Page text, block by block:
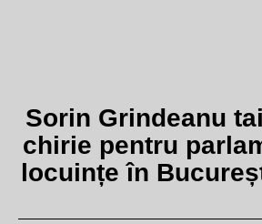
Sorin Grindeanu
chirie pentru
locuințe în